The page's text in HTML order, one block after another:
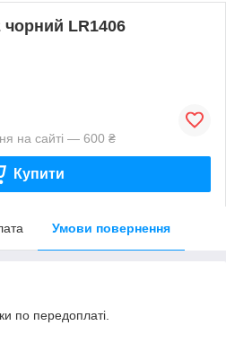
чорний LR1406
на сайті — 600 ₴
Купити
Умови повернення
по передоплаті.